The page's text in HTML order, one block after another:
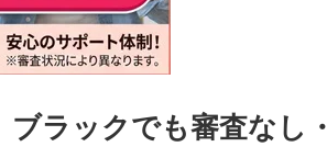
ラックでも審査なし・